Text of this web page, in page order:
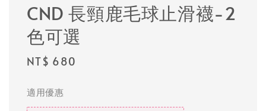
CND 長頸鹿毛球止滑襪-2
色可選
Regular
NT$ 680
適用優惠